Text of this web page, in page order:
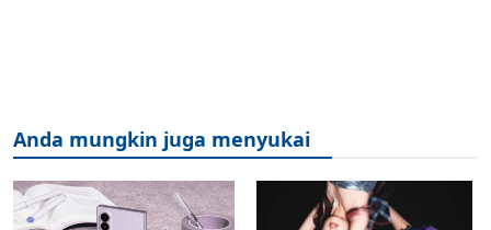
Anda mungkin juga menyukai